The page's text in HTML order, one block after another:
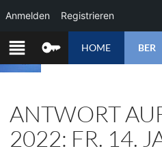
ZUM
INHALT
SPRINGEN
HOME BER
ANTWORT
2022: FR. 14.
Anmelden Registrieren